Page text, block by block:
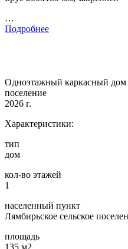
…
Подробнее
Одноэтажный каркасный дом
поселение
2026 г.
Характеристики:
тип
дом
кол-во этажей
1
населенный пункт
Лямбирьское сельское
площадь